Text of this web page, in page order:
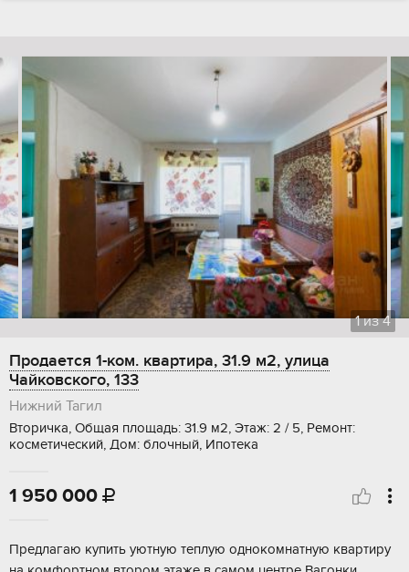
1из4
Продается 1-ком. квартира, 31.9 м2, улица
Чайковского, 133
Нижний Тагил
Вторичка, Общая площадь: 31.9 м2, Этаж: 2 / 5, Ремонт:
косметический, Дом: блочный, Ипотека
1 950 000 
Предлагаю купить уютную теплую однокомнатную квартиру